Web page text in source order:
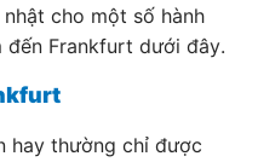
cho một số hành
Frankfurt dưới đây.
hay thường chỉ được